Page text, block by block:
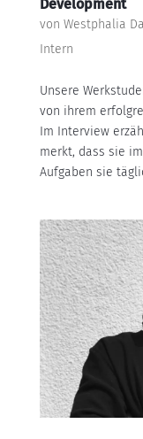
Development
von Westphalia
Intern
Unsere
von ihrem
Im Interview
merkt, dass sie
Aufgaben sie